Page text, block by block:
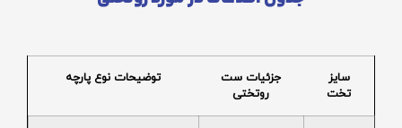
سایز
تخت
جزئیات ست
روتختی
توضیحات نوع پارچه